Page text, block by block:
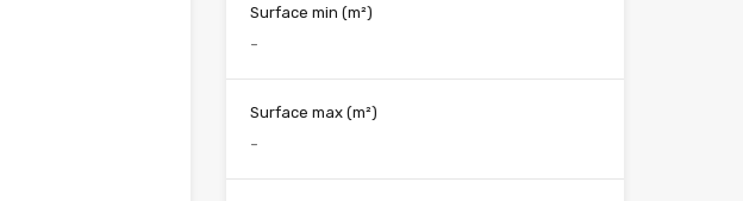
Surface min (m²)
Surface max (m²)